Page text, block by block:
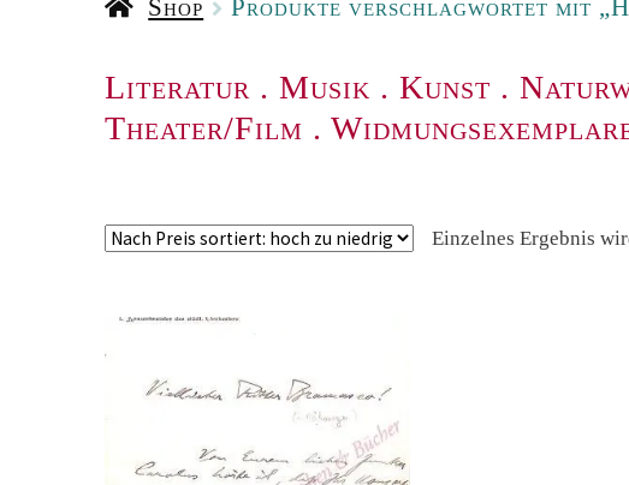
Shop Produkte verschlagwortet mit
Literatur . Musik . Kunst .
Theater/Film .
Einzelnes Ergebnis